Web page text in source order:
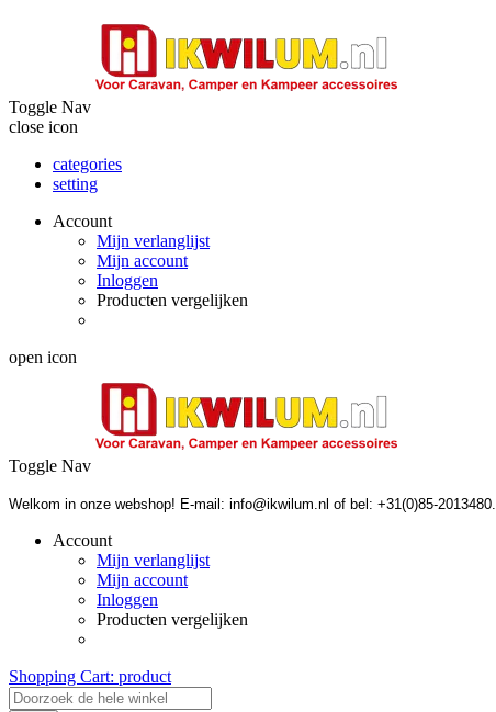
Toggle Nav
close icon
categories
setting
Account
Mijn verlanglijst
Mijn account
Inloggen
Producten vergelijken
open icon
Toggle Nav
Welkom in onze webshop! E-mail: info@ikwilum.nl of bel: +31(0)85-2013480.
Account
Mijn verlanglijst
Mijn account
Inloggen
Producten vergelijken
Shopping Cart: product